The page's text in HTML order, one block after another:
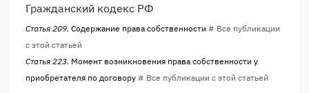
Гражданский кодекс РФ
Статья 209. Содержание права собственности # Все публикации
с этой статьей
Статья 223. Момент возникновения права собственности у
приобретателя по договору # Все публикации с этой статьей